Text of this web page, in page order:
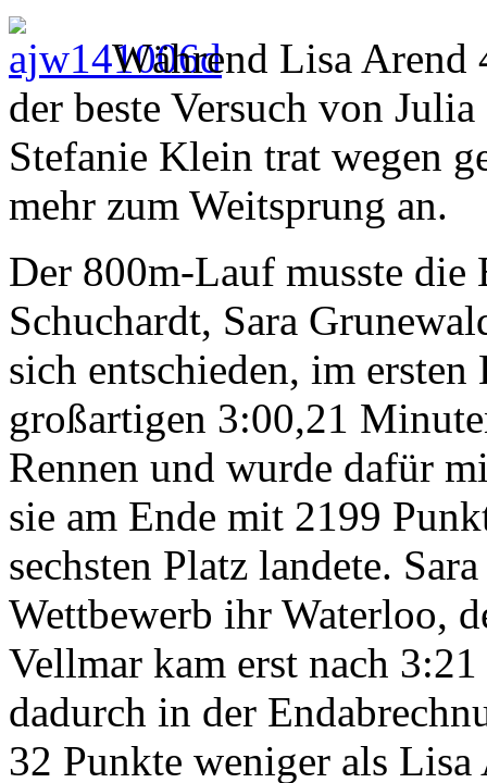
Während Lisa Arend
der beste Versuch von
Stefanie Klein trat wegen
mehr zum Weitsprung an.
Der 800m-Lauf musste
Schuchardt, Sara
sich entschieden, im
großartigen 3:00,21
Rennen und wurde dafür
sie am Ende mit 2199
sechsten Platz landete.
Wettbewerb ihr Waterloo,
Vellmar kam erst nach
dadurch in der
32 Punkte weniger als